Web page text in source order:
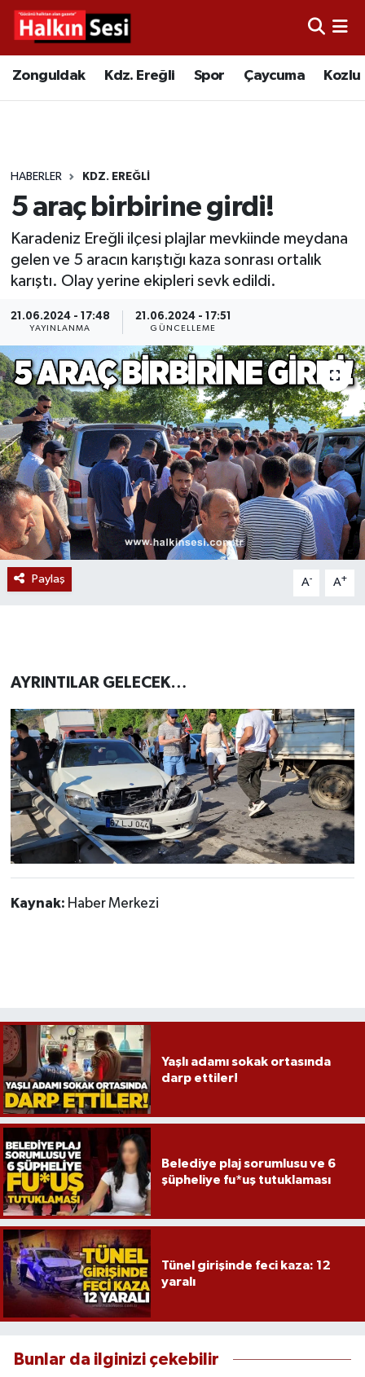
Zonguldak Kdz. Ereğli Spor Çaycuma Kozlu
HABERLER KDZ. EREĞLI
5 araç birbirine girdi!
Karadeniz Ereğli ilçesi plajlar mevkiinde meydana
gelen ve 5 aracın karıştığı kaza sonrası ortalık
karıştı. Olay yerine ekipleri sevk edildi.
21.06.2024 - 17:48
YAYINLANMA
21.06.2024 - 17:51
GÜNCELLEME
Paylaş A- A+
AYRINTILAR GELECEK…
Kaynak: Haber Merkezi
Yaşlı adamı sokak ortasında
darp ettiler!
Belediye plaj sorumlusu ve 6
şüpheliye fu*uş tutuklaması
Tünel girişinde feci kaza: 12
yaralı
Bunlar da ilginizi çekebilir
Video
Çaycuma
Asayiş
Bartın
Devrek
Bolu
ÇEVRE
BİLİM VE TEKNOLOJİ
DUNYA
Ekonomi
Genel
Gökçebey
GÜNDEM
İş ilanı
Resmi İlan
Röportaj
Sağlık
SİYASET
Spor
Ulusal
Yaşam
Merkez Hava Durumu
Son Dakika Haberleri
Haber Arşivi